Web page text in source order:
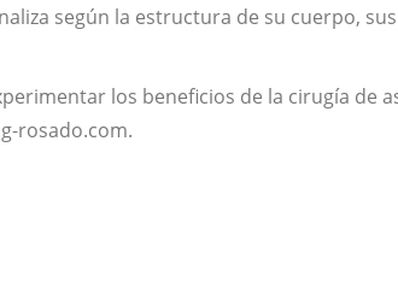
según la estructura de su cuerpo,
los beneficios de la cirugía de
rosado.com.